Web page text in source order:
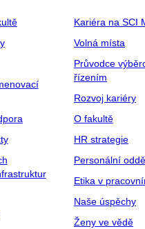
Kariéra na SCI
Volná místa
Průvodce
řízením
Rozvoj kariéry
O fakultě
HR strategie
Personální
Etika v
Naše úspěchy
Ženy ve vědě